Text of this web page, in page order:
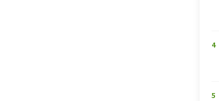
4
5